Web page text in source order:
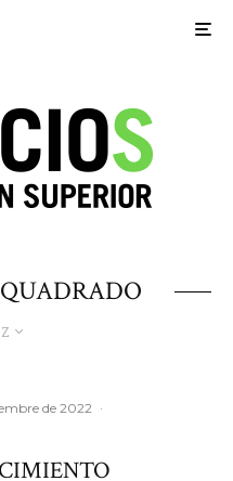
de 2022 ·